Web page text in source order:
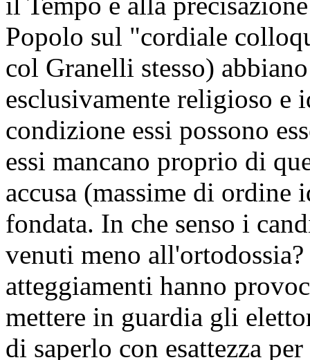
Popolo sul "cordiale
col Granelli stesso)
esclusivamente religioso e
condizione essi possono
essi mancano proprio di
accusa (massime di ordine
fondata. In che senso i
venuti meno
atteggiamenti hanno
mettere in guardia gli
di saperlo con esattezza